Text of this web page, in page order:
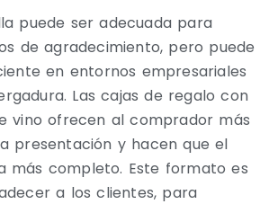
puede ser adecuada para
de agradecimiento, pero puede
en entornos empresariales
Las cajas de regalo con
vino ofrecen al comprador más
presentación y hacen que el
más completo. Este formato es
a los clientes, para